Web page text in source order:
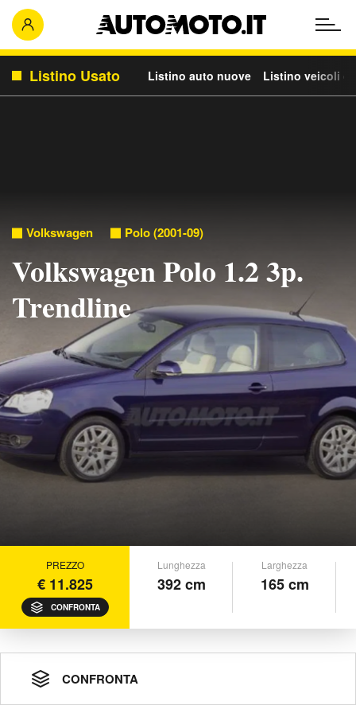
Listino Usato Listino auto nuove Listino veicoli
Volkswagen Polo (2001-09)
Volkswagen Polo 1.2 3p.
Trendline
PREZZO
€ 11.825
CONFRONTA
Lunghezza
392 cm
Larghezza
165 cm
CONFRONTA